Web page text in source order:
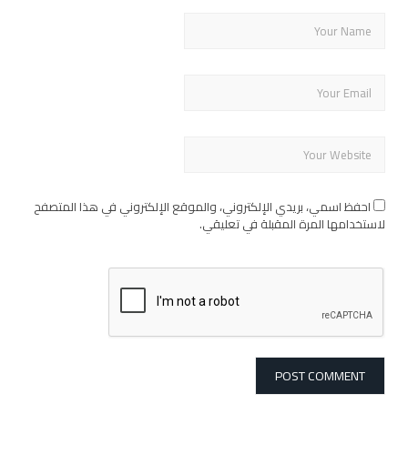
احفظ اسمي، بريدي الإلكتروني، والموقع الإلكتروني في هذا المتصفح
لاستخدامها المرة المقبلة في تعليقي.